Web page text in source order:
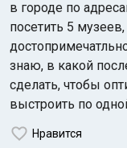
в городе по
посетить 5
знаю, в какой
сделать, чтобы
выстроить по
Нравится